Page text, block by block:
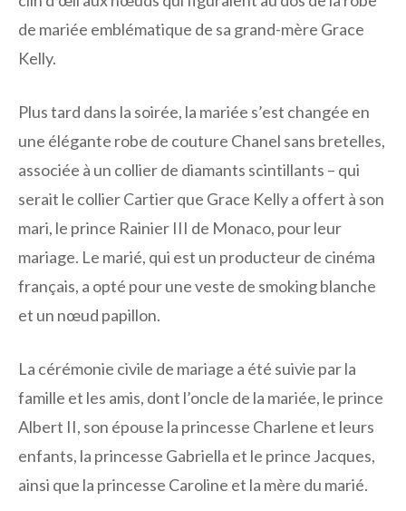
de mariée emblématique de sa grand-mère Grace
Kelly.
Plus tard dans la soirée, la mariée s’est changée en
une élégante robe de couture Chanel sans bretelles,
associée à un collier de diamants scintillants – qui
serait le collier Cartier que Grace Kelly a offert à son
mari, le prince Rainier III de Monaco, pour leur
mariage. Le marié, qui est un producteur de cinéma
français, a opté pour une veste de smoking blanche
et un nœud papillon.
La cérémonie civile de mariage a été suivie par la
famille et les amis, dont l’oncle de la mariée, le prince
Albert II, son épouse la princesse Charlene et leurs
enfants, la princesse Gabriella et le prince Jacques,
ainsi que la princesse Caroline et la mère du marié.